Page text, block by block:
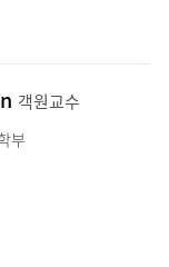
객원교수
부